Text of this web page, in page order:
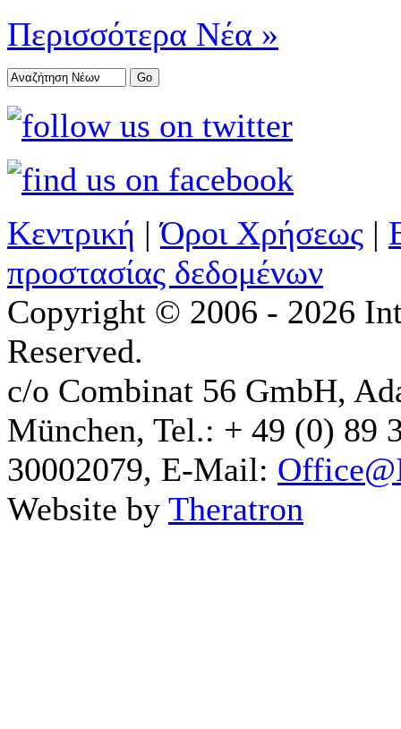
Περισσότερα Νέα »
Κεντρική |Όροι Χρήσεως |
προστασίας δεδομένων
Copyright © 2006 - 2026
Reserved.
c/o Combinat 56 GmbH,
München, Tel.: + 49 (0) 89
30002079, E-Mail:
Website by Theratron